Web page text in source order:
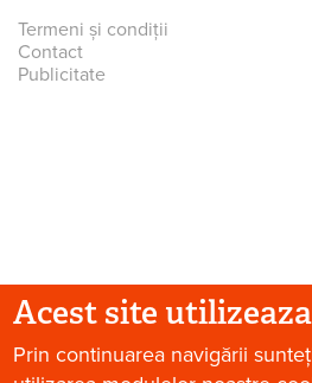
Termeni și condiții
Contact
Publicitate
© 2026 Paradis Verde. Toate
Acest site
Prin continuarea navigării